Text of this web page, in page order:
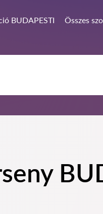
BUDAPESTI Összes